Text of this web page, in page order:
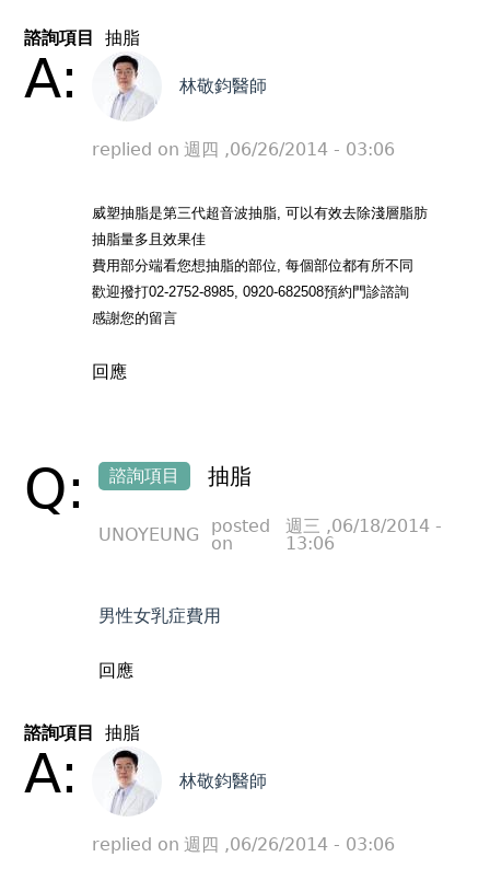
諮詢項目 抽脂
A: 林敬鈞醫師
replied on 週四 ,06/26/2014 - 03:06
威塑抽脂是第三代超音波抽脂, 可以有效去除淺層脂肪
抽脂量多且效果佳
費用部分端看您想抽脂的部位, 每個部位都有所不同
歡迎撥打02-2752-8985, 0920-682508預約門診諮詢
感謝您的留言
回應
Q: 諮詢項目 抽脂
UNOYEUNG
posted
on
週三 ,06/18/2014 -
13:06
男性女乳症費用
回應
諮詢項目 抽脂
A: 林敬鈞醫師
replied on 週四 ,06/26/2014 - 03:06